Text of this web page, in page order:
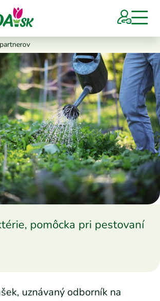
pomôcka pri pestovaní
uznávaný odborník na